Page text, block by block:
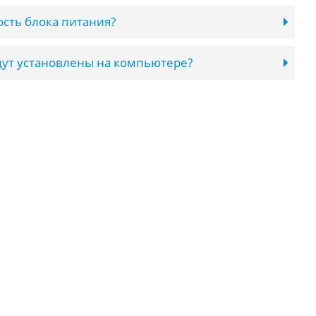
блока питания?
установлены на компьютере?